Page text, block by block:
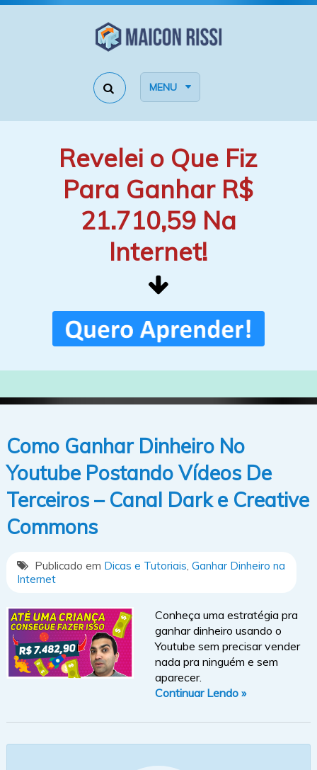
MENU
Revelei o Que Fiz
Para Ganhar R$
21.710,59 Na
Internet!
Como Ganhar Dinheiro No
Youtube Postando Vídeos De
Terceiros – Canal Dark e Creative
Commons
Publicado em Dicas e Tutoriais Ganhar Dinheiro na
Internet
Conheça uma estratégia pra
ganhar dinheiro usando o
Youtube sem precisar vender
nada pra ninguém e sem
aparecer.
Continuar Lendo »